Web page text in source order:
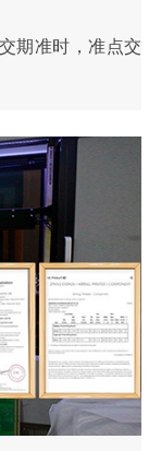
期准时，准点交